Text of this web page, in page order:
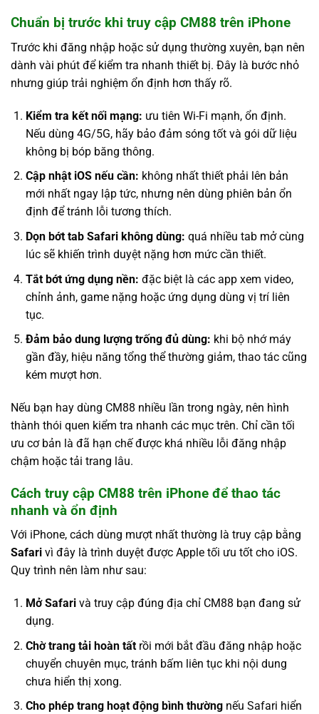
Chuẩn bị trước khi truy cập CM88 trên iPhone
Trước khi đăng nhập hoặc sử dụng thường xuyên, bạn nên
dành vài phút để kiểm tra nhanh thiết bị. Đây là bước nhỏ
nhưng giúp trải nghiệm ổn định hơn thấy rõ.
Kiểm tra kết nối mạng: ưu tiên Wi-Fi mạnh, ổn định.
Nếu dùng 4G/5G, hãy bảo đảm sóng tốt và gói dữ liệu
không bị bóp băng thông.
Cập nhật iOS nếu cần: không nhất thiết phải lên bản
mới nhất ngay lập tức, nhưng nên dùng phiên bản ổn
định để tránh lỗi tương thích.
Dọn bớt tab Safari không dùng: quá nhiều tab mở cùng
lúc sẽ khiến trình duyệt nặng hơn mức cần thiết.
Tắt bớt ứng dụng nền: đặc biệt là các app xem video,
chỉnh ảnh, game nặng hoặc ứng dụng dùng vị trí liên
tục.
Đảm bảo dung lượng trống đủ dùng: khi bộ nhớ máy
gần đầy, hiệu năng tổng thể thường giảm, thao tác cũng
kém mượt hơn.
Nếu bạn hay dùng CM88 nhiều lần trong ngày, nên hình
thành thói quen kiểm tra nhanh các mục trên. Chỉ cần tối
ưu cơ bản là đã hạn chế được khá nhiều lỗi đăng nhập
chậm hoặc tải trang lâu.
Cách truy cập CM88 trên iPhone để thao tác
nhanh và ổn định
Với iPhone, cách dùng mượt nhất thường là truy cập bằng
Safari vì đây là trình duyệt được Apple tối ưu tốt cho iOS.
Quy trình nên làm như sau:
Mở Safarivà truy cập đúng địa chỉ CM88 bạn đang sử
dụng.
Chờ trang tải hoàn tấtrồi mới bắt đầu đăng nhập hoặc
chuyển chuyên mục, tránh bấm liên tục khi nội dung
chưa hiển thị xong.
Cho phép trang hoạt động bình thườngnếu Safari hiển